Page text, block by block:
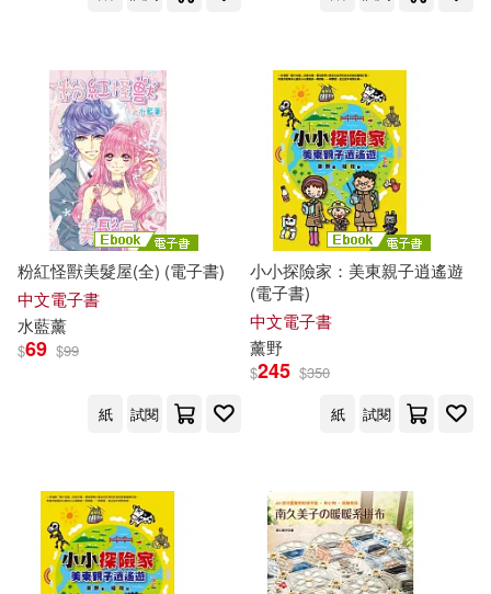
ｱﾘｽJAPAN(284)
波多野結衣(283) 王澤(277)
小牛頓科學教育有限公司編輯團隊
A&T(265)
棺材裡的笑聲(259)
素人(259) グラフィス(254)
ﾒﾃﾞｨｱｻﾌﾟﾗｲ(253)
LIBERAL ARTS(232)
天下雜誌(1099)
中信出版社(1072)
CircleChange(1045)
三采(1017) 麥田(975)
麥浩斯(973)
台灣角川電子連載漫畫(960)
皇冠(954)
華中科技大學出版社(937)
粉紅怪獸美髮屋(全) (電子書)
中文電子書
水藍薰
$69 $99
紙 試閱
小小探險家：美東親子逍遙遊
(電子書)
中文電子書
薰野
$245 $350
紙
試閱